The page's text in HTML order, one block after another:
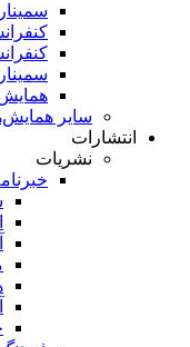
سایر
انتشارات
نشریات